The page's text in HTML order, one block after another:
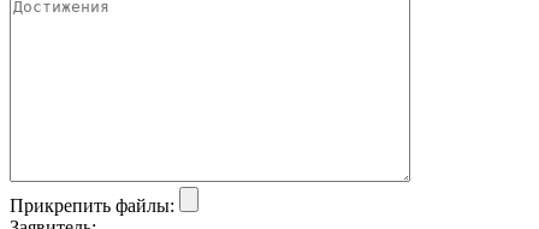
Прикрепить файлы: